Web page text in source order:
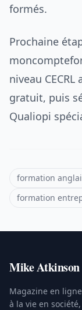
formés.
Prochaine
niveau
gratuit, puis
Qualiopi
formation
formation
Mike Atkinson
Magazine en
à la vie en